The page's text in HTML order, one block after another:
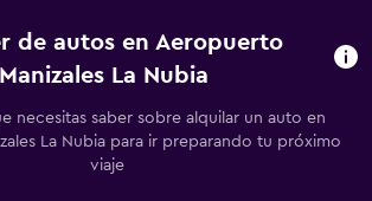
de autos en Aeropuerto
Manizales La Nubia
necesitas saber sobre alquilar un auto en
La Nubia para ir preparando tu próximo
viaje